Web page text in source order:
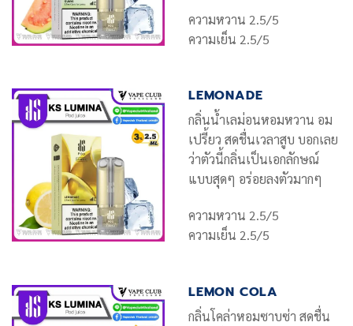
ความหวาน 2.5/5
ความเย็น 2.5/5
LEMONADE
กลิ่นน้ำเลม่อนหอมหวาน อม
เปรี้ยว สดชื่นเวลาสูบ บอกเลย
ว่าตัวนี้กลิ่นเป็นเอกลักษณ์
แบบสุดๆ อร่อยลงตัวมากๆ
ความหวาน 2.5/5
ความเย็น 2.5/5
LEMON COLA
กลิ่นโคล่าหอมซาบซ่า สดชื่น